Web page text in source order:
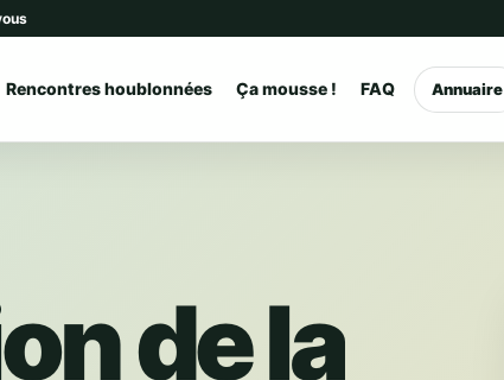
Rencontres houblonnées Ça mousse ! FAQ Annuaire
de la